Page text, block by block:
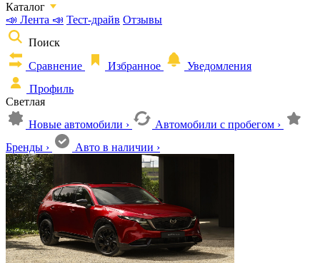
Каталог
📣 Лента 📣 Тест-драйв Отзывы
Поиск
Сравнение
Избранное
Уведомления
Профиль
Светлая
Новые автомобили › Автомобили с пробегом ›
Бренды › Авто в наличии ›